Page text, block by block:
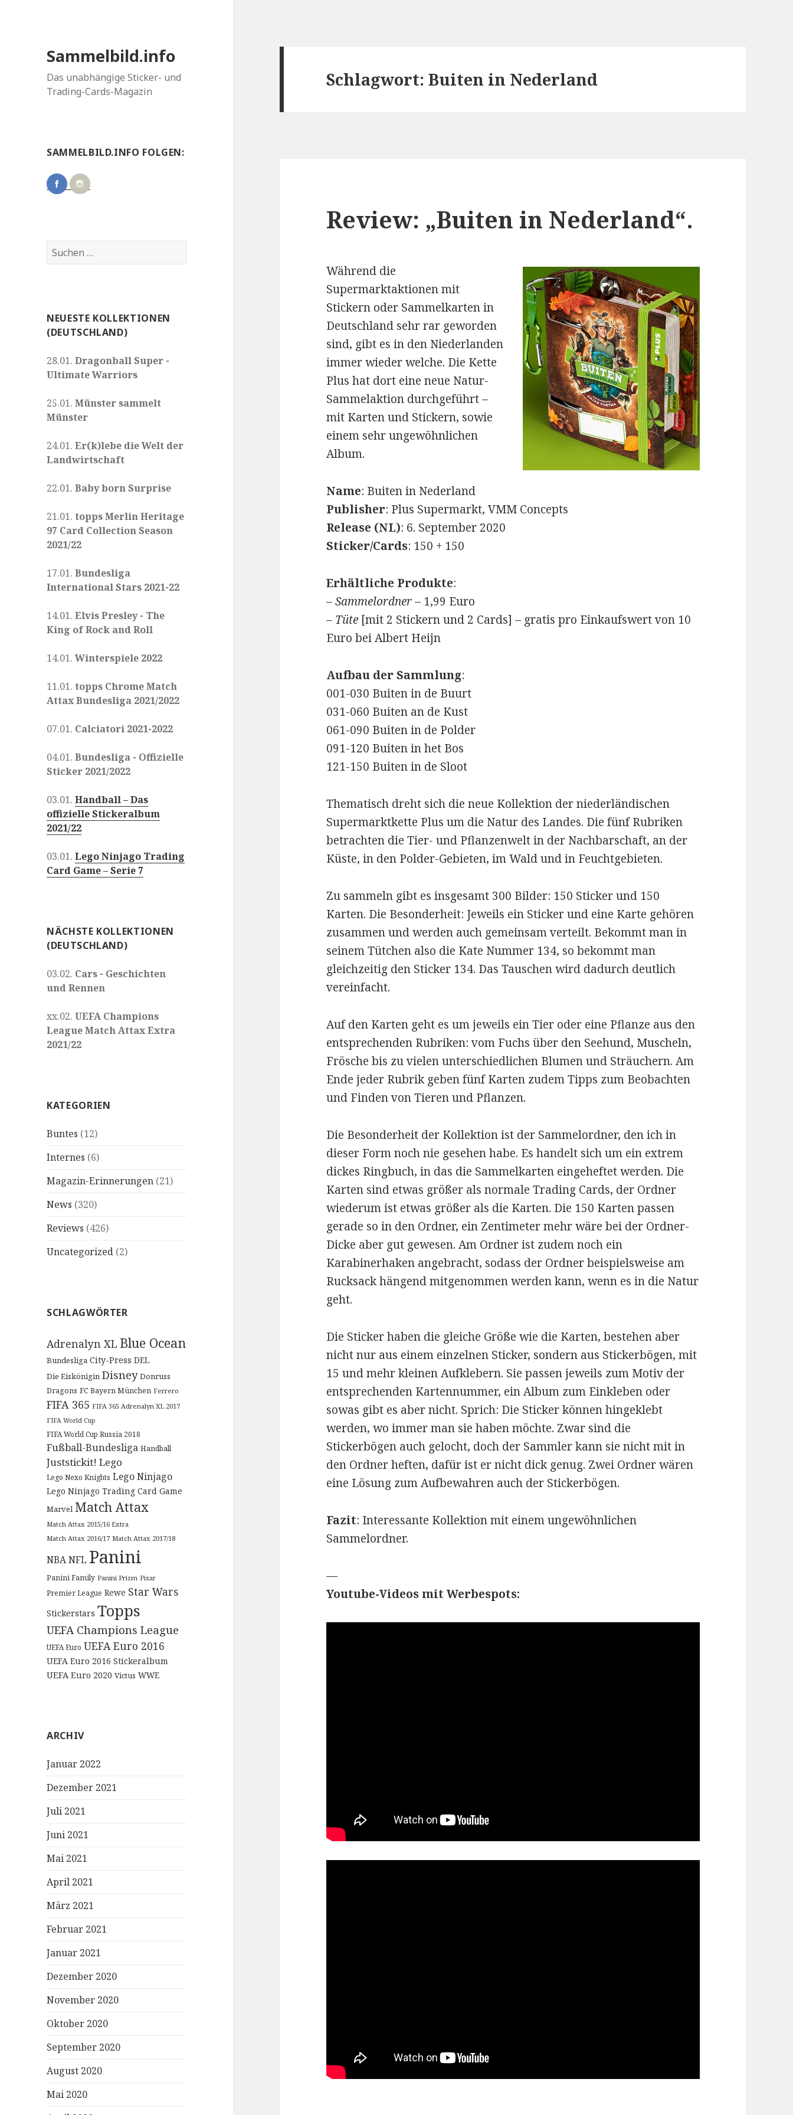
Sammelbild.info
Das unabhängige Sticker- und
Trading-Cards-Magazin
SAMMELBILD.INFO FOLGEN:
Suchen
nach:
NEUESTE KOLLEKTIONEN
(DEUTSCHLAND)
28.01.Dragonball Super -
Ultimate Warriors
25.01.Münster sammelt
Münster
24.01.Er(k)lebe die Welt der
Landwirtschaft
22.01.Baby born Surprise
21.01.topps Merlin Heritage
97 Card Collection Season
2021/22
17.01.Bundesliga
International Stars 2021-22
14.01.Elvis Presley - The
King of Rock and Roll
14.01.Winterspiele 2022
11.01.topps Chrome Match
Attax Bundesliga 2021/2022
07.01. Calciatori 2021-2022
04.01.Bundesliga - Offizielle
Sticker 2021/2022
03.01.Handball – Das
offizielle Stickeralbum
2021/22
03.01.Lego Ninjago Trading
Card Game – Serie 7
NÄCHSTE KOLLEKTIONEN
(DEUTSCHLAND)
03.02. Cars - Geschichten
und Rennen
xx.02.UEFA Champions
League Match Attax Extra
2021/22
KATEGORIEN
Buntes (12)
Internes (6)
Magazin-Erinnerungen (21)
News (320)
Reviews (426)
Uncategorized (2)
SCHLAGWÖRTER
Adrenalyn XL Blue Ocean
Bundesliga City-Press DEL
Die Eiskönigin Disney Donruss
Dragons FC Bayern München Ferrero
FIFA 365 FIFA 365 Adrenalyn XL 2017
FIFA World Cup
FIFA World Cup Russia 2018
Fußball-Bundesliga Handball
Juststickit! Lego
Lego Nexo Knights Lego Ninjago
Lego Ninjago Trading Card Game
Marvel Match Attax
Match Attax 2015/16 Extra
Match Attax 2016/17 Match Attax 2017/18
NBANFL Panini
Panini Family Panini Prizm Pixar
Premier League Rewe Star Wars
Stickerstars Topps
UEFA Champions League
UEFA Euro UEFA Euro 2016
UEFA Euro 2016 Stickeralbum
UEFA Euro 2020 Victus WWE
ARCHIV
Januar 2022
Dezember 2021
Juli 2021
Juni 2021
Mai 2021
April 2021
März 2021
Februar 2021
Januar 2021
Dezember 2020
November 2020
Oktober 2020
September 2020
August 2020
Mai 2020
Schlagwort:Buiten in Nederland
Review: „Buiten in Nederland“.
Während die
Supermarktaktionen mit
Stickern oder Sammelkarten in
Deutschland sehr rar geworden
sind, gibt es in den Niederlanden
immer wieder welche. Die Kette
Plus hat dort eine neue Natur-
Sammelaktion durchgeführt –
mit Karten und Stickern, sowie
einem sehr ungewöhnlichen
Album.
Name: Buiten in Nederland
Publisher: Plus Supermarkt, VMM Concepts
Release (NL): 6. September 2020
Sticker/Cards: 150 + 150
Erhältliche Produkte:
–Sammelordner– 1,99 Euro
– Tüte [mit 2 Stickern und 2 Cards] – gratis pro Einkaufswert von 10
Euro bei Albert Heijn
Aufbau der Sammlung:
001-030 Buiten in de Buurt
031-060 Buiten an de Kust
061-090 Buiten in de Polder
091-120 Buiten in het Bos
121-150 Buiten in de Sloot
Thematisch dreht sich die neue Kollektion der niederländischen
Supermarktkette Plus um die Natur des Landes. Die fünf Rubriken
betrachten die Tier- und Pflanzenwelt in der Nachbarschaft, an der
Küste, in den Polder-Gebieten, im Wald und in Feuchtgebieten.
Zu sammeln gibt es insgesamt 300 Bilder: 150 Sticker und 150
Karten. Die Besonderheit: Jeweils ein Sticker und eine Karte gehören
zusammen und werden auch gemeinsam verteilt. Bekommt man in
seinem Tütchen also die Kate Nummer 134, so bekommt man
gleichzeitig den Sticker 134. Das Tauschen wird dadurch deutlich
vereinfacht.
Auf den Karten geht es um jeweils ein Tier oder eine Pflanze aus den
entsprechenden Rubriken: vom Fuchs über den Seehund, Muscheln,
Frösche bis zu vielen unterschiedlichen Blumen und Sträuchern. Am
Ende jeder Rubrik geben fünf Karten zudem Tipps zum Beobachten
und Finden von Tieren und Pflanzen.
Die Besonderheit der Kollektion ist der Sammelordner, den ich in
dieser Form noch nie gesehen habe. Es handelt sich um ein extrem
dickes Ringbuch, in das die Sammelkarten eingeheftet werden. Die
Karten sind etwas größer als normale Trading Cards, der Ordner
wiederum ist etwas größer als die Karten. Die 150 Karten passen
gerade so in den Ordner, ein Zentimeter mehr wäre bei der Ordner-
Dicke aber gut gewesen. Am Ordner ist zudem noch ein
Karabinerhaken angebracht, sodass der Ordner beispielsweise am
Rucksack hängend mitgenommen werden kann, wenn es in die Natur
geht.
Die Sticker haben die gleiche Größe wie die Karten, bestehen aber
nicht nur aus einem einzelnen Sticker, sondern aus Stickerbögen, mit
15 und mehr kleinen Aufklebern. Sie passen jeweils zum Motiv der
entsprechenden Kartennummer, ein Album zum Einkleben oder
sowas gibt es aber nicht. Sprich: Die Sticker können hingeklebt
werden, wo immer man sie haben möchte. Zwar sind die
Stickerbögen auch gelocht, doch der Sammler kann sie nicht mit in
den Ordner heften, dafür ist er nicht dick genug. Zwei Ordner wären
eine Lösung zum Aufbewahren auch der Stickerbögen.
Fazit: Interessante Kollektion mit einem ungewöhnlichen
Sammelordner.
—
Youtube-Videos mit Werbespots: